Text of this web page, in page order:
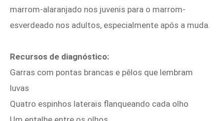
marrom-alaranjado nos juvenis para o marrom-
esverdeado nos adultos, especialmente após a muda.
Recursos de diagnóstico:
Garras com pontas brancas e pêlos que lembram
luvas
Quatro espinhos laterais flanqueando cada olho